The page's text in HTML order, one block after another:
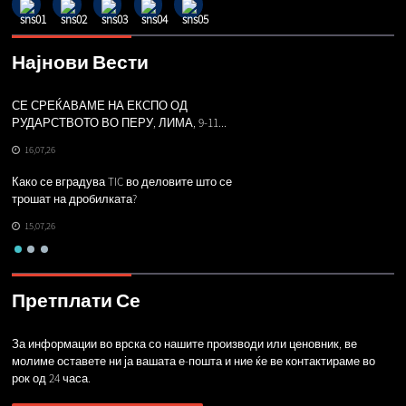
Најнови Вести
СЕ СРЕЌАВАМЕ НА ЕКСПО ОД
РУДАРСТВОТО ВО ПЕРУ, ЛИМА, 9-11...
16,07,26
Како се вградува TIC во деловите што се
трошат на дробилката?
15,07,26
Претплати Се
За информации во врска со нашите производи или ценовник, ве
молиме оставете ни ја вашата е-пошта и ние ќе ве контактираме во
рок од 24 часа.